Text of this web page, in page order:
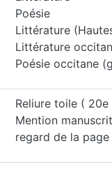
Poésie
Littérature
Littérature
Poésie occitane
Reliure toile (
Mention
regard de la